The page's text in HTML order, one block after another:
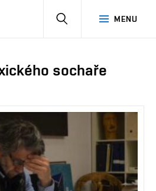
MENU
sochaře